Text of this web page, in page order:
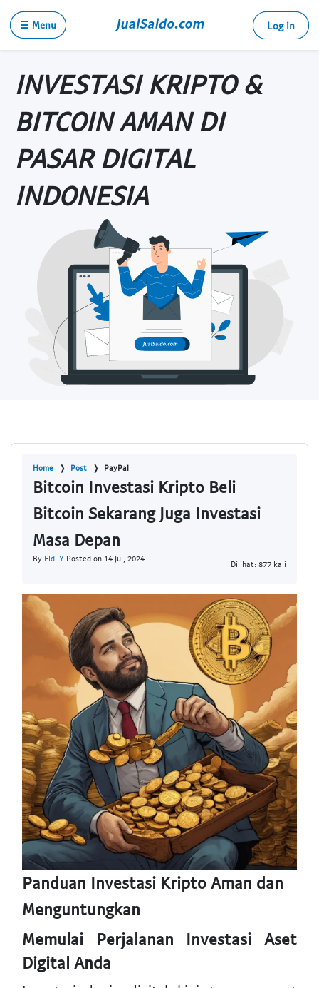
☰ Menu Log in
INVESTASI KRIPTO &
BITCOIN AMAN DI
PASAR DIGITAL
INDONESIA
Home Post PayPal
Bitcoin Investasi Kripto Beli
Bitcoin Sekarang Juga Investasi
Masa Depan
By Eldi Y Posted on 14 Jul, 2024
Dilihat: 877 kali
Panduan Investasi Kripto Aman dan
Menguntungkan
Memulai Perjalanan Investasi Aset
Digital Anda